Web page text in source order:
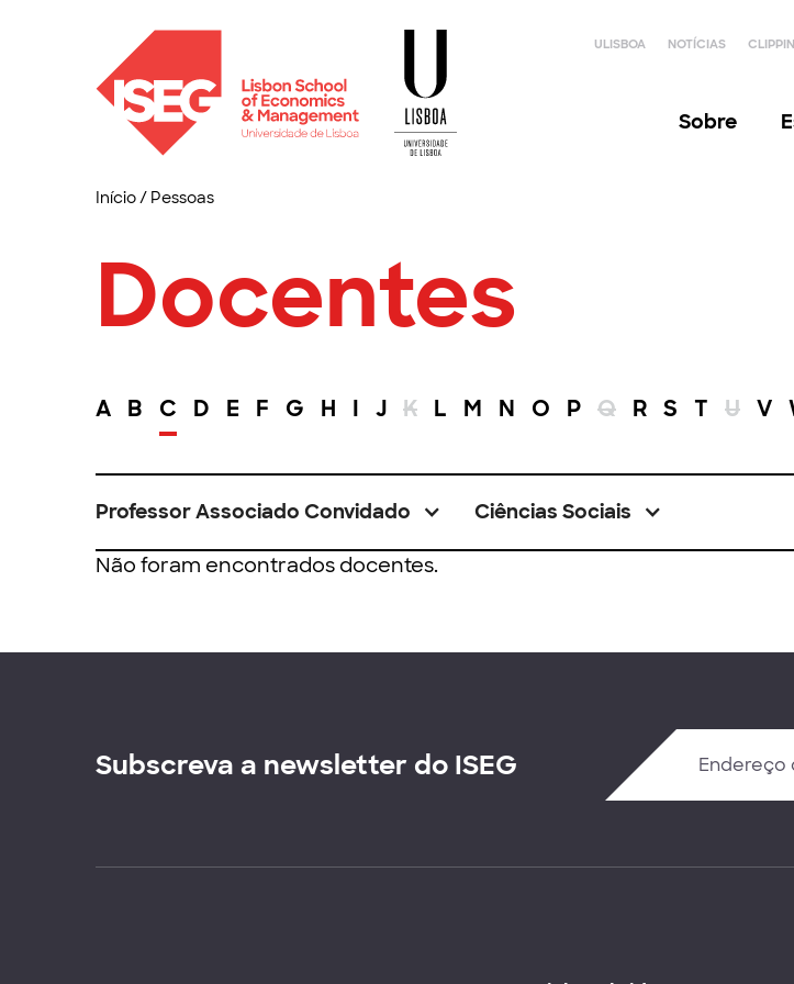
ULISBOA NOTÍCIAS
Sobre
Início/ Pessoas
Docentes
A B C D E F G H I J K L M N O P Q R S T U V
Professor Associado Convidado Ciências Sociais
Não foram encontrados docentes.
Subscreva a newsletter do ISEG